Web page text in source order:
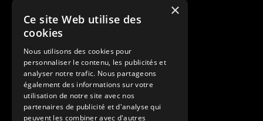
Des colonies de vacances inclusives
Assurances annulations
Aides financières pour partir en colonie
Charte de confidentialité
×
Ce site Web utilise des
cookies
Nous utilisons des cookies pour
personnaliser le contenu, les publicités et
analyser notre trafic. Nous partageons
également des informations sur votre
utilisation de notre site avec nos
partenaires de publicité et d'analyse qui
peuvent les combiner avec d'autres